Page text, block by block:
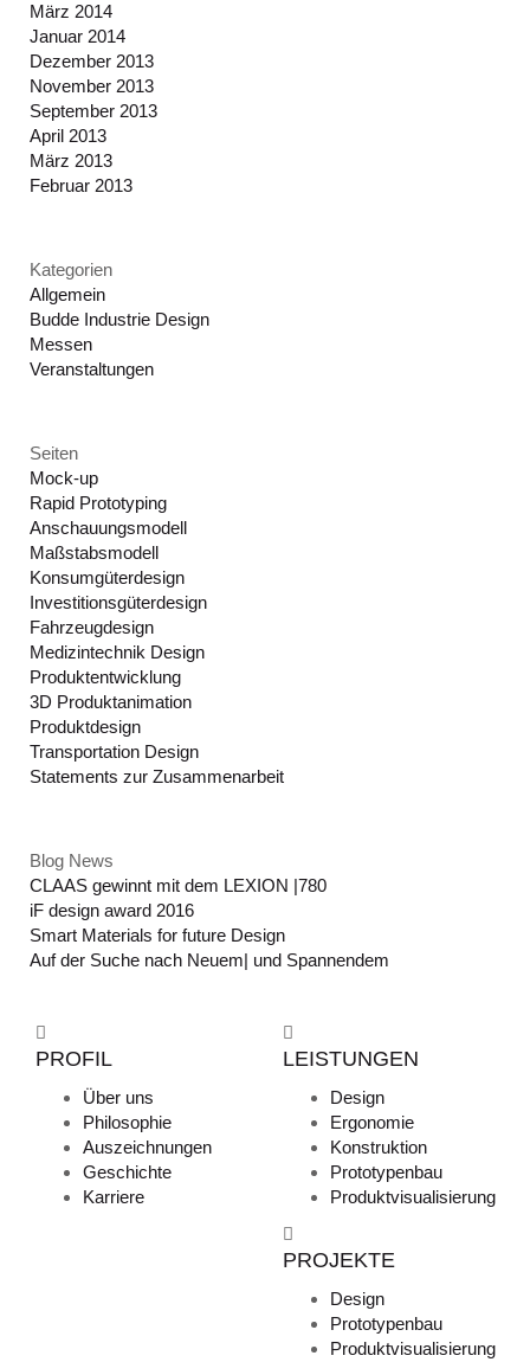
März 2014
Januar 2014
Dezember 2013
November 2013
September 2013
April 2013
März 2013
Februar 2013
Kategorien
Allgemein
Budde Industrie Design
Messen
Veranstaltungen
Seiten
Mock-up
Rapid Prototyping
Anschauungsmodell
Maßstabsmodell
Konsumgüterdesign
Investitionsgüterdesign
Fahrzeugdesign
Medizintechnik Design
Produktentwicklung
3D Produktanimation
Produktdesign
Transportation Design
Statements zur Zusammenarbeit
Blog News
CLAAS gewinnt mit dem LEXION |780
iF design award 2016
Smart Materials for future Design
Auf der Suche nach Neuem| und Spannendem
PROFIL
Über uns
Philosophie
Auszeichnungen
Geschichte
Karriere
LEISTUNGEN
Design
Ergonomie
Konstruktion
Prototypenbau
Produktvisualisierung
PROJEKTE
Design
Prototypenbau
Produktvisualisierung